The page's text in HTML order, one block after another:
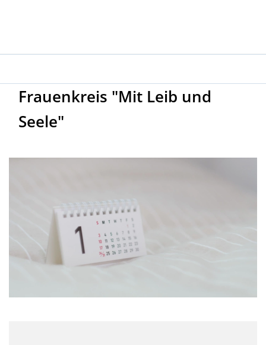
Frauenkreis "Mit Leib und
Seele"